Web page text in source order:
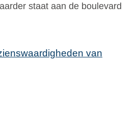
staat aan de boulevard
van